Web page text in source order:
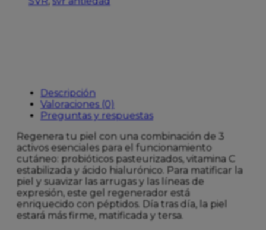
cantidad
Descripción
Valoraciones (0)
Preguntas y respuestas
Regenera tu piel con una combinación de 3
activos esenciales para el funcionamiento
cutáneo: probióticos pasteurizados, vitamina C
estabilizada y ácido hialurónico. Para matificar la
piel y suavizar las arrugas y las líneas de
expresión, este gel regenerador está
enriquecido con péptidos. Día tras día, la piel
estará más firme, matificada y tersa.